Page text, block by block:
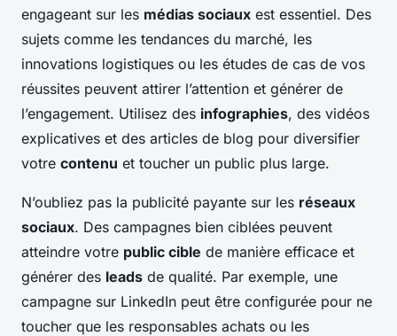
engageant sur les médias sociaux est essentiel. Des
sujets comme les tendances du marché, les
innovations logistiques ou les études de cas de vos
réussites peuvent attirer l’attention et générer de
l’engagement. Utilisez des infographies, des vidéos
explicatives et des articles de blog pour diversifier
votre contenu et toucher un public plus large.
N’oubliez pas la publicité payante sur les réseaux
sociaux. Des campagnes bien ciblées peuvent
atteindre votre public cible de manière efficace et
générer des leads de qualité. Par exemple, une
campagne sur LinkedIn peut être configurée pour ne
toucher que les responsables achats ou les